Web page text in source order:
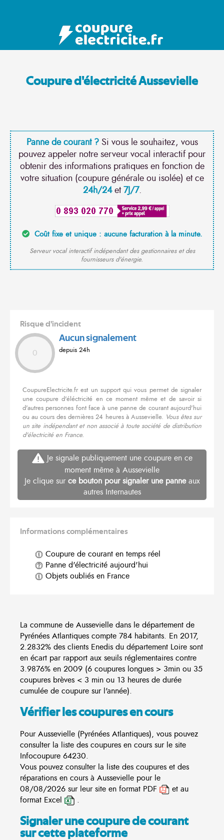
Coupure d'électricité Aussevielle
Panne de courant ?Si vous le souhaitez, vous
pouvez appeler notre serveur vocal interactif pour
obtenir des informations pratiques en fonction de
votre situation (coupure générale ou isolée) et ce
24h/24et7J/7.
Coût fixe et unique : aucune facturation à la minute.
Serveur vocal interactif indépendant des gestionnaires et des
fournisseurs d'énergie.
Risque d'incident
0
Aucun signalement
depuis 24h
CoupureElectricite.fr est un support qui vous permet de signaler
une coupure d'éléctricité en ce moment même et de savoir si
d'autres personnes font face à une panne de courant aujourd'hui
ou au cours des dernières 24 heures à Aussevielle. Vous êtes sur
un site indépendant et non associé à toute société de distribution
d'électricité en France.
Je signale publiquement une coupure en ce
moment même à Aussevielle
Je clique sur ce bouton pour signaler une panneaux
autres Internautes
Informations complémentaires
Coupure de courant en temps réel
Panne d'électricité aujourd'hui
Objets oubliés en France
La commune de Aussevielle dans le département de
Pyrénées Atlantiques compte 784 habitants. En 2017,
2.2832% des clients Enedis du département Loire sont
en écart par rapport aux seuils réglementaires contre
3.9876% en 2009 (6 coupures longues > 3min ou 35
coupures brèves < 3 min ou 13 heures de durée
cumulée de coupure sur l'année).
Vérifier les coupures en cours
Pour Aussevielle (Pyrénées Atlantiques), vous pouvez
consulter la liste des coupures en cours sur le site
Infocoupure 64230.
Vous pouvez consulter la liste des coupures et des
réparations en cours à Aussevielle pour le
08/08/2026 sur leur site en format PDF
et au
format Excel
.
Signaler une coupure de courant
sur cette plateforme